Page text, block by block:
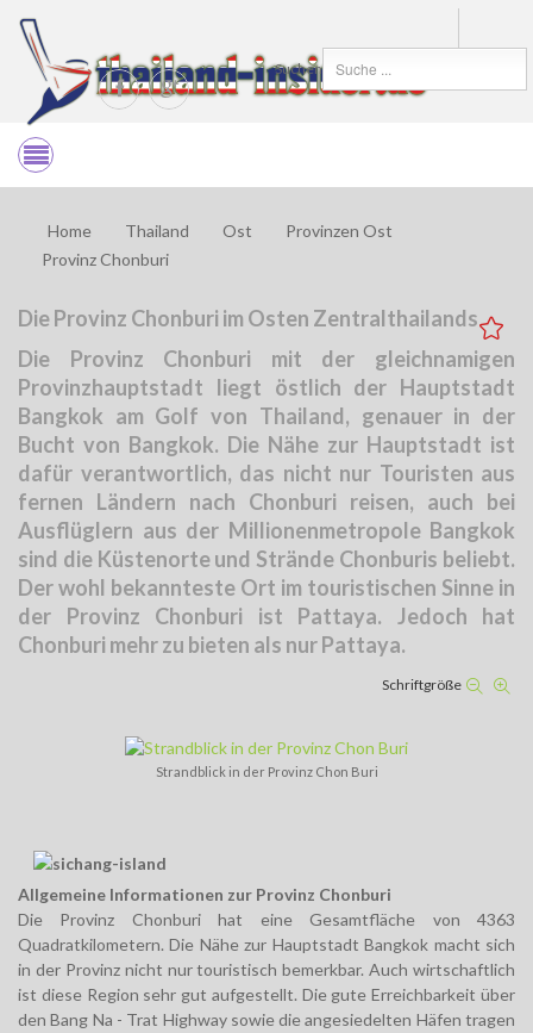
Suchen
Home Thailand Ost
Provinzen Ost
Provinz Chonburi
Die Provinz Chonburi im Osten Zentralthailands
Die Provinz Chonburi mit der gleichnamigen
Provinzhauptstadt liegt östlich der Hauptstadt
Bangkok am Golf von Thailand, genauer in der
Bucht von Bangkok. Die Nähe zur Hauptstadt ist
dafür verantwortlich, das nicht nur Touristen aus
fernen Ländern nach Chonburi reisen, auch bei
Ausflüglern aus der Millionenmetropole Bangkok
sind die Küstenorte und Strände Chonburis beliebt.
Der wohl bekannteste Ort im touristischen Sinne in
der Provinz Chonburi ist Pattaya. Jedoch hat
Chonburi mehr zu bieten als nur Pattaya.
Schriftgröße
Strandblick in der Provinz Chon Buri
Allgemeine Informationen zur Provinz Chonburi
Die Provinz Chonburi hat eine Gesamtfläche von 4363
Quadratkilometern. Die Nähe zur Hauptstadt Bangkok macht sich
in der Provinz nicht nur touristisch bemerkbar. Auch wirtschaftlich
ist diese Region sehr gut aufgestellt. Die gute Erreichbarkeit über
den Bang Na - Trat Highway sowie die angesiedelten Häfen tragen